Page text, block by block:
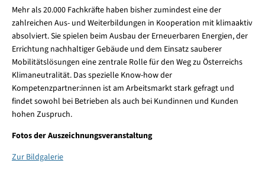
Mehr als20.000Fachkräfte haben bisher zumindest eine der
zahlreichen Aus- und Weiterbildungen in Kooperation mit klimaaktiv
absolviert. Sie spielen beim Ausbau der Erneuerbaren Energien, der
Errichtung nachhaltiger Gebäude und dem Einsatz sauberer
Mobilitätslösungen eine zentrale Rolle für den Weg zu Österreichs
Klimaneutralität. Das spezielle Know-how der
Kompetenzpartner:innen ist am Arbeitsmarkt stark gefragt und
findet sowohl bei Betrieben als auch bei Kundinnen und Kunden
hohen Zuspruch.
Fotos der Auszeichnungsveranstaltung
Zur Bildgalerie